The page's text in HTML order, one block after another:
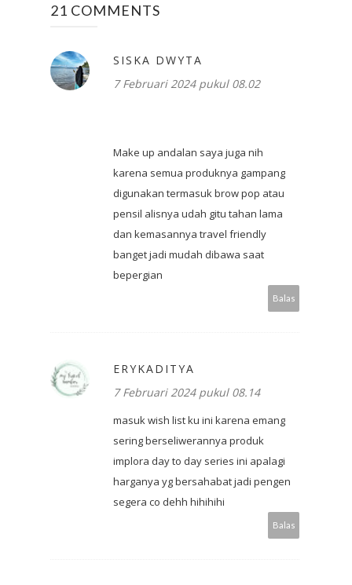
21 COMMENTS
SISKA DWYTA
7 Februari 2024 pukul 08.02
Make up andalan saya juga nih
karena semua produknya gampang
digunakan termasuk brow pop atau
pensil alisnya udah gitu tahan lama
dan kemasannya travel friendly
banget jadi mudah dibawa saat
bepergian
Balas
ERYKADITYA
7 Februari 2024 pukul 08.14
masuk wish list ku ini karena emang
sering berseliwerannya produk
implora day to day series ini apalagi
harganya yg bersahabat jadi pengen
segera co dehh hihihihi
Balas